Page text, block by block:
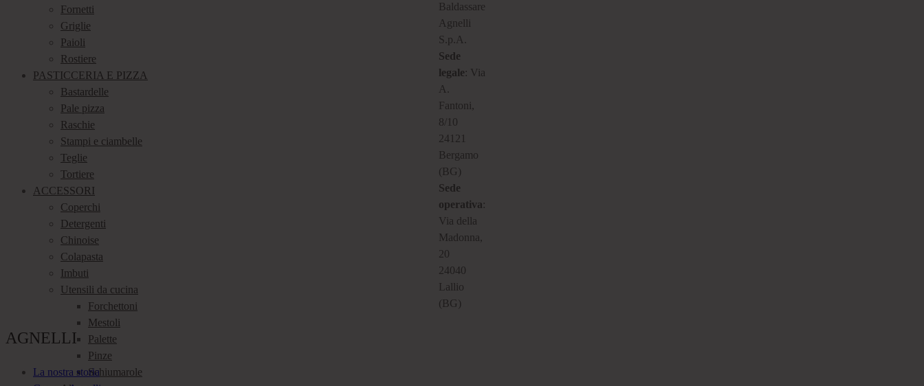
Fornetti
Griglie
Paioli
Rostiere
PASTICCERIA E PIZZA
Bastardelle
Pale pizza
Raschie
Stampi e ciambelle
Teglie
Tortiere
ACCESSORI
Coperchi
Detergenti
Chinoise
Colapasta
Imbuti
Utensili da cucina
Forchettoni
Mestoli
Palette
Pinze
Schiumarole
Baldassare
Agnelli
S.p.A.
Sede
legale: Via
A.
Fantoni,
8/10
24121
Bergamo
(BG)
Sede
operativa:
Via della
Madonna,
20
24040
Lallio
(BG)
AGNELLI
La nostra storia